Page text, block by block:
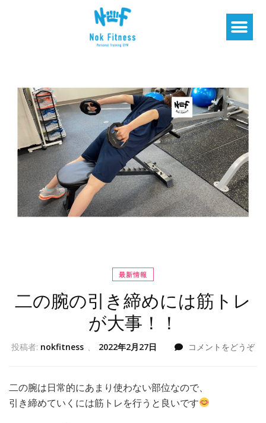
最新情報
二の腕の引き締めには筋トレ
が大事！！
投稿者: nokfitness 、 2022年2月27日 コメントをどうぞ
二の腕は日常的にあまり使わない部位なので、
引き締めていくには筋トレを行うと良いです